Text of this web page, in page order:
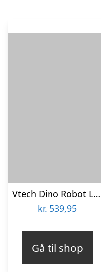
Vtech Dino Robot Legetøj Til Baby – Baby Lær Og Dans – Dansk
kr. 539,95
Gå til shop